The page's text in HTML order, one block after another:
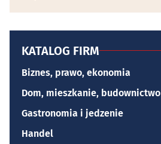
KATALOG FIRM
Biznes, prawo, ekonomia
Dom, mieszkanie, budownictwo
Gastronomia i jedzenie
Handel